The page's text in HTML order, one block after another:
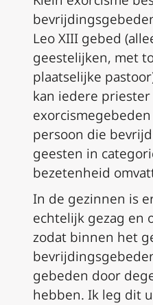
Leo XIII gebed
geestelijken, met
plaatselijke
kan iedere
persoon die
geesten in
bezetenheid
In de gezinnen is
echtelijk gezag en
zodat binnen het
gebeden door
hebben. Ik leg dit